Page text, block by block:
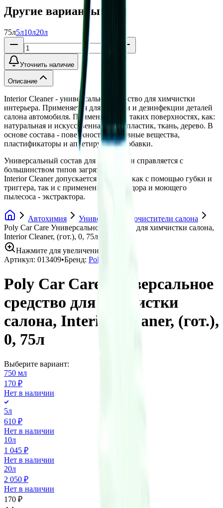
Другие варианты:
75л5л10л20л
Уточнить наличие
Описание
Interior Cleaner - универсальное средство для химчистки
интерьера. Применяется для очистки и дезинфекции деталей
салона автомобиля. Применяется на таких поверхностях, как:
натуральная и искусственная кожа, пластик, ткань, дерево. В
основе состава - поверхностно-активные вещества,
пластификаторы и апретирующие добавки.
Универсальный состав для химчистки справляется с
большинством типов загрязнений.
Interior Cleaner допускается наносить как с помощью губки и
триггера, так и с применением торнадора и моющего
пылесоса - экстрактора.
Автохимия
Универсальные очистители салона
Poly Car Care Универсальное средство для химчистки салона,
Interior Cleaner, (гот.), 0, 75л
Нажмите для увеличения
Артикул: 013409•Бренд: Poly-Lite
Poly Car Care Универсальное
средство для химчистки
салона, Interior Cleaner, (гот.),
0, 75л
Выберите вариант:
750 мл
170 ₽
Нет в наличии
5л
610 ₽
Нет в наличии
10л
1 045 ₽
Нет в наличии
20л
2 050 ₽
Нет в наличии
170 ₽